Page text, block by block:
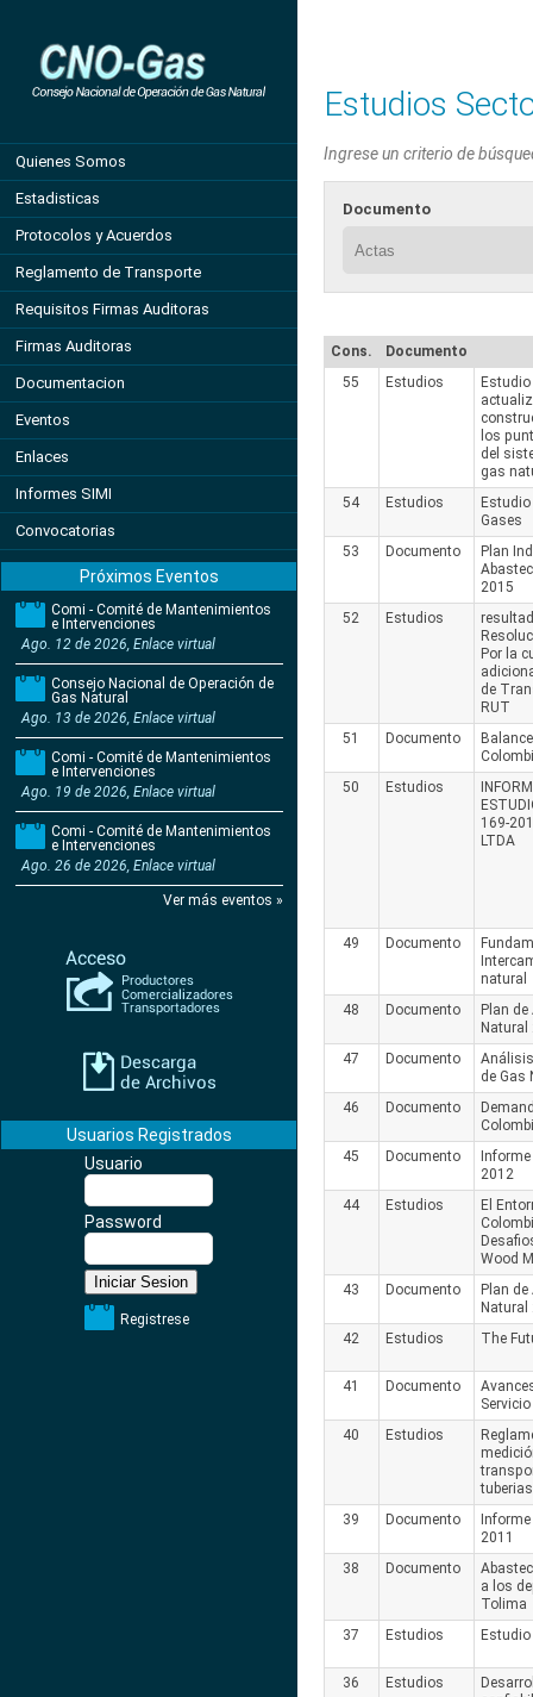
Quienes Somos
Estadisticas
Protocolos y Acuerdos
Reglamento de Transporte
Requisitos Firmas Auditoras
Firmas Auditoras
Documentacion
Eventos
Enlaces
Informes SIMI
Convocatorias
Próximos Eventos
Comi - Comité de Mantenimientos
e Intervenciones
Ago. 12 de 2026, Enlace virtual
Consejo Nacional de Operación de
Gas Natural
Ago. 13 de 2026, Enlace virtual
Comi - Comité de Mantenimientos
e Intervenciones
Ago. 19 de 2026, Enlace virtual
Comi - Comité de Mantenimientos
e Intervenciones
Ago. 26 de 2026, Enlace virtual
Ver más eventos »
Usuarios Registrados
Usuario
Password
Registrese
Estudios
Ingrese un criterio de
Documento
Cons.
Documento
55
Estudios
los
del
gas
54
Estudios
Gases
53
Documento
Plan
2015
52
Estudios
Por la
de
RUT
51
Documento
50
Estudios
169-
LTDA
49 Documento
natural
48
Documento
Plan
Natural
47
Documento
de Gas
46
Documento
45
Documento
2012
44
Estudios
El
Wood
43
Documento
Plan
Natural
42
Estudios The
41 Documento
40
Estudios
tuberias
39
Documento
2011
38
Documento
a los
Tolima
37
Estudios
36 Estudios